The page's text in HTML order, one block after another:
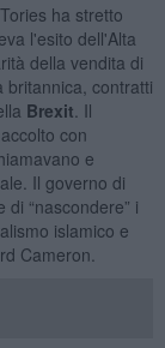
ha stretto
l'esito dell'Alta
della vendita di
britannica, contratti
Brexit . Il
con
e
Il governo di
“nascondere” i
islamico e
Cameron.